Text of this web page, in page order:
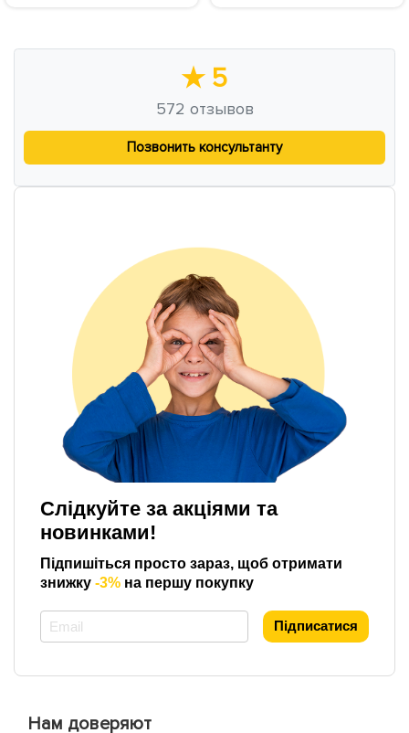
★ 5
572 отзывов
Позвонить консультанту
Слідкуйте за акціями та
новинками!
Підпишіться просто зараз, щоб отримати
знижку -3% на першу покупку
Підписатися
Нам доверяют